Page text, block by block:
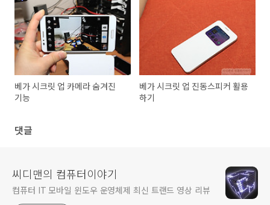
베가 시크릿 업 카메라 숨겨진
기능
베가 시크릿 업 진동스피커 활용
하기
댓글
씨디맨의 컴퓨터이야기
컴퓨터 IT 모바일 윈도우 운영체제 최신 트랜드 영상 리뷰